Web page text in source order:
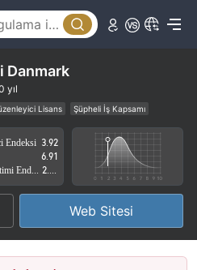
Danmark
yıl
Lisans
Şüpheli İş Kapsamı
potansiyel risk
Endeksi 3.92
6.91
Web Sitesi